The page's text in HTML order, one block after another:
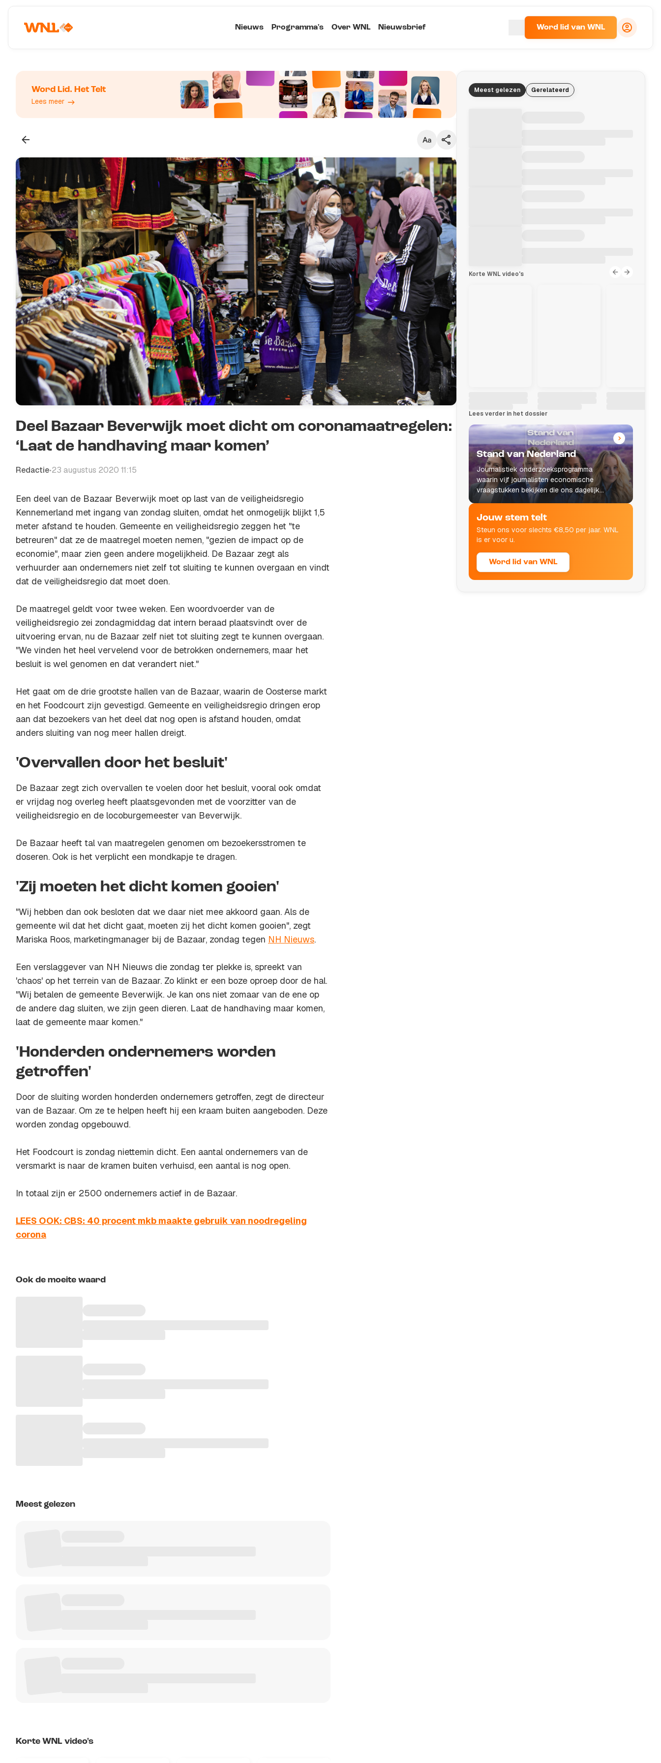
Nieuws Programma's Over WNL Nieuwsbrief Word lid van WNL
Word Lid. Het Telt
Lees meer
Klein
Standaard
Groot
Kopieer link
Deel Bazaar Beverwijk moet dicht om coronamaatregelen:
‘Laat de handhaving maar komen’
Redactie•23 augustus 2020 11:15
Een deel van de Bazaar Beverwijk moet op last van de veiligheidsregio
Kennemerland met ingang van zondag sluiten, omdat het onmogelijk blijkt 1,5
meter afstand te houden. Gemeente en veiligheidsregio zeggen het "te
betreuren" dat ze de maatregel moeten nemen, "gezien de impact op de
economie", maar zien geen andere mogelijkheid. De Bazaar zegt als
verhuurder aan ondernemers niet zelf tot sluiting te kunnen overgaan en vindt
dat de veiligheidsregio dat moet doen.
De maatregel geldt voor twee weken. Een woordvoerder van de
veiligheidsregio zei zondagmiddag dat intern beraad plaatsvindt over de
uitvoering ervan, nu de Bazaar zelf niet tot sluiting zegt te kunnen overgaan.
"We vinden het heel vervelend voor de betrokken ondernemers, maar het
besluit is wel genomen en dat verandert niet."
Het gaat om de drie grootste hallen van de Bazaar, waarin de Oosterse markt
en het Foodcourt zijn gevestigd. Gemeente en veiligheidsregio dringen erop
aan dat bezoekers van het deel dat nog open is afstand houden, omdat
anders sluiting van nog meer hallen dreigt.
'Overvallen door het besluit'
De Bazaar zegt zich overvallen te voelen door het besluit, vooral ook omdat
er vrijdag nog overleg heeft plaatsgevonden met de voorzitter van de
veiligheidsregio en de locoburgemeester van Beverwijk.
De Bazaar heeft tal van maatregelen genomen om bezoekersstromen te
doseren. Ook is het verplicht een mondkapje te dragen.
'Zij moeten het dicht komen gooien'
"Wij hebben dan ook besloten dat we daar niet mee akkoord gaan. Als de
gemeente wil dat het dicht gaat, moeten zij het dicht komen gooien", zegt
Mariska Roos, marketingmanager bij de Bazaar, zondag tegen NH Nieuws.
Een verslaggever van NH Nieuws die zondag ter plekke is, spreekt van
'chaos' op het terrein van de Bazaar. Zo klinkt er een boze oproep door de hal.
"Wij betalen de gemeente Beverwijk. Je kan ons niet zomaar van de ene op
de andere dag sluiten, we zijn geen dieren. Laat de handhaving maar komen,
laat de gemeente maar komen."
'Honderden ondernemers worden
getroffen'
Door de sluiting worden honderden ondernemers getroffen, zegt de directeur
van de Bazaar. Om ze te helpen heeft hij een kraam buiten aangeboden. Deze
worden zondag opgebouwd.
Het Foodcourt is zondag niettemin dicht. Een aantal ondernemers van de
versmarkt is naar de kramen buiten verhuisd, een aantal is nog open.
In totaal zijn er 2500 ondernemers actief in de Bazaar.
LEES OOK: CBS: 40 procent mkb maakte gebruik van noodregeling
corona
Ook de moeite waard
Meest gelezen
Korte WNL video's
Meest gelezen Gerelateerd
Korte WNL video's
Lees verder in het dossier
Stand van Nederland
Journalistiek onderzoeksprogramma
waarin vijf journalisten economische
vraagstukken bekijken die ons dagelijks
leven raken.
Jouw stem telt
Steun ons voor slechts €8,50 per jaar. WNL
is er voor u.
Word lid van WNL